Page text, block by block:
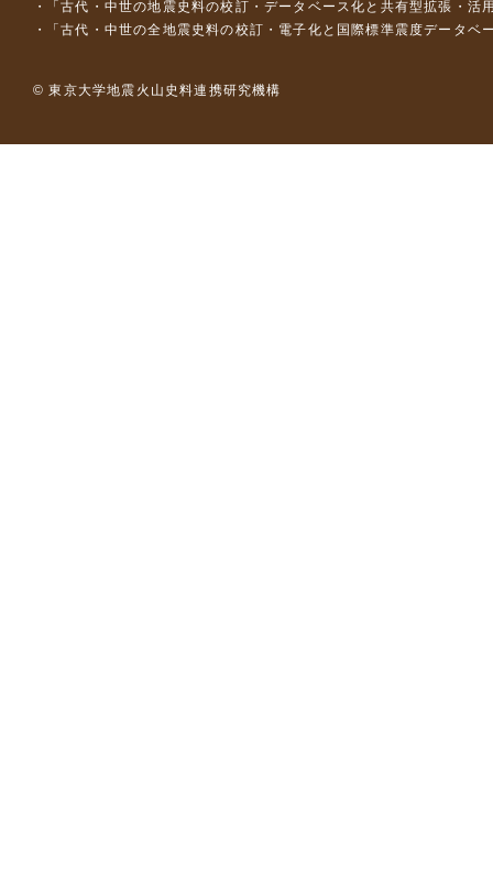
「古代・中世の地震史料の校訂・データベース化と共有型拡張・
「古代・中世の全地震史料の校訂・電子化と国際標準震度データ
© 東京大学地震火山史料連携研究機構